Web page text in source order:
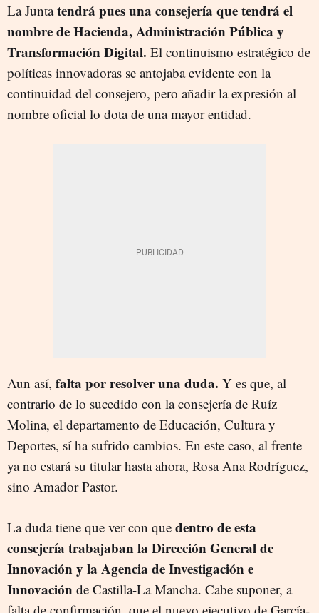
La Juntatendrá pues una consejería que tendrá el
nombre de Hacienda, Administración Pública y
Transformación Digital. El continuismo estratégico de
políticas innovadoras se antojaba evidente con la
continuidad del consejero, pero añadir la expresión al
nombre oficial lo dota de una mayor entidad.
Aun así, falta por resolver una duda. Y es que, al
contrario de lo sucedido con la consejería de Ruíz
Molina, el departamento de Educación, Cultura y
Deportes, sí ha sufrido cambios. En este caso, al frente
ya no estará su titular hasta ahora, Rosa Ana Rodríguez,
sino Amador Pastor.
La duda tiene que ver con que dentro de esta
consejería trabajaban la Dirección General de
Innovación y la Agencia de Investigación e
Innovación de Castilla-La Mancha. Cabe suponer, a